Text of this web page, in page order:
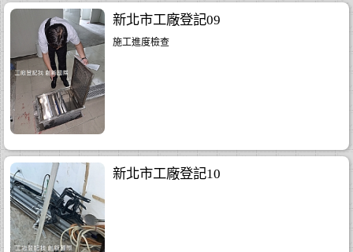
新北市工廠登記09
施工進度檢查
新北市工廠登記10